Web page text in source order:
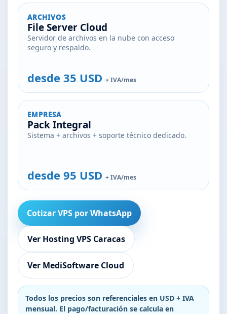
ARCHIVOS
File Server Cloud
Servidor de archivos en la nube con acceso
seguro y respaldo.
desde 35 USD + IVA/mes
EMPRESA
Pack Integral
Sistema + archivos + soporte técnico dedicado.
desde 95 USD + IVA/mes
Cotizar VPS por WhatsApp
Ver Hosting VPS Caracas
Ver MediSoftware Cloud
Todos los precios son referenciales en USD + IVA
mensual. El pago/facturación se calcula en